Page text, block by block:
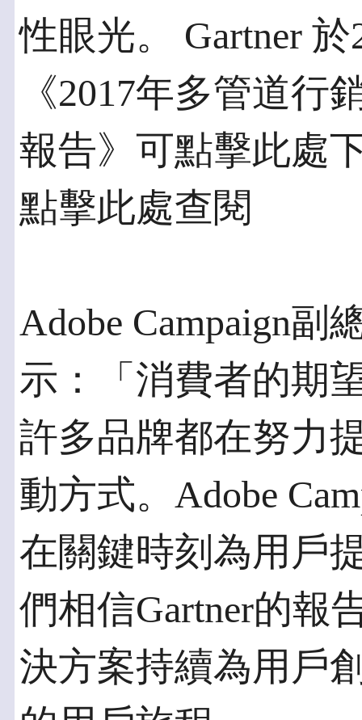
性眼光。 Gartner
《2017年多管道行
報告》可點擊此處
點擊此處查閱
Adobe Campaign副
示：「消費者的期
許多品牌都在努力
動方式。Adobe
在關鍵時刻為用戶
們相信Gartner的報
決方案持續為用戶